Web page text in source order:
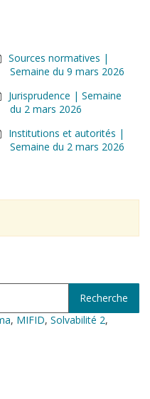
Sources normatives |
Semaine du 9 mars 2026
Jurisprudence | Semaine
du 2 mars 2026
Institutions et autorités |
Semaine du 2 mars 2026
, MIFID, Solvabilité 2,